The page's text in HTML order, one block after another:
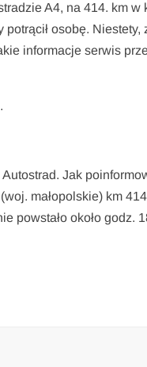
A4, na 414. km w
osobę. Niestety,
informacje serwis
Jak
małopolskie) km
powstało około godz.